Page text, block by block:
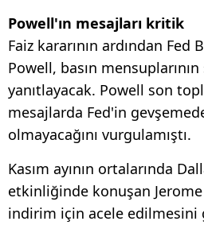
Powell'ın mesajları kritik
Faiz kararının ardından Fed
Powell, basın mensuplarının
yanıtlayacak. Powell son
mesajlarda Fed'in
olmayacağını vurgulamıştı.
Kasım ayının ortalarında
etkinliğinde konuşan
indirim için acele edilmesini